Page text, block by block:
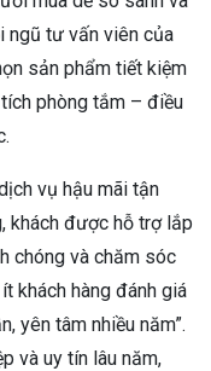
ngũ tư vấn viên của
sản phẩm tiết kiệm
phòng tắm – điều
vụ hậu mãi tận
khách được hỗ trợ lắp
chóng và chăm sóc
khách hàng đánh giá
yên tâm nhiều năm”.
và uy tín lâu năm,